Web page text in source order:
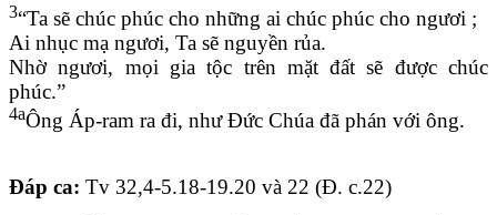
3“Ta sẽ chúc phúc cho những ai chúc phúc cho ngươi ;
Ai nhục mạ ngươi, Ta sẽ nguyền rủa.
Nhờ ngươi, mọi gia tộc trên mặt đất sẽ được chúc
phúc.”
4aÔng Áp-ram ra đi, như Đức Chúa đã phán với ông.
Đáp ca: Tv 32,4-5.18-19.20 và 22 (Đ. c.22)